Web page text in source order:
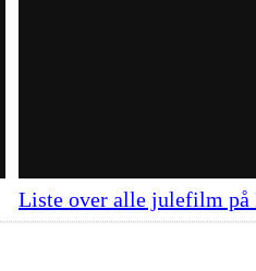
Liste over alle julefilm